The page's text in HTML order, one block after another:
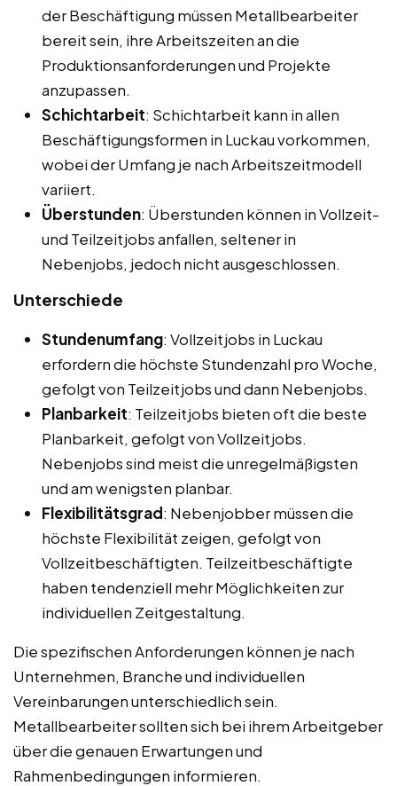
der Beschäftigung müssen Metallbearbeiter
bereit sein, ihre Arbeitszeiten an die
Produktionsanforderungen und Projekte
anzupassen.
Schichtarbeit: Schichtarbeit kann in allen
Beschäftigungsformen in Luckau vorkommen,
wobei der Umfang je nach Arbeitszeitmodell
variiert.
Überstunden: Überstunden können in Vollzeit-
und Teilzeitjobs anfallen, seltener in
Nebenjobs, jedoch nicht ausgeschlossen.
Unterschiede
Stundenumfang: Vollzeitjobs in Luckau
erfordern die höchste Stundenzahl pro Woche,
gefolgt von Teilzeitjobs und dann Nebenjobs.
Planbarkeit: Teilzeitjobs bieten oft die beste
Planbarkeit, gefolgt von Vollzeitjobs.
Nebenjobs sind meist die unregelmäßigsten
und am wenigsten planbar.
Flexibilitätsgrad: Nebenjobber müssen die
höchste Flexibilität zeigen, gefolgt von
Vollzeitbeschäftigten. Teilzeitbeschäftigte
haben tendenziell mehr Möglichkeiten zur
individuellen Zeitgestaltung.
Die spezifischen Anforderungen können je nach
Unternehmen, Branche und individuellen
Vereinbarungen unterschiedlich sein.
Metallbearbeiter sollten sich bei ihrem Arbeitgeber
über die genauen Erwartungen und
Rahmenbedingungen informieren.